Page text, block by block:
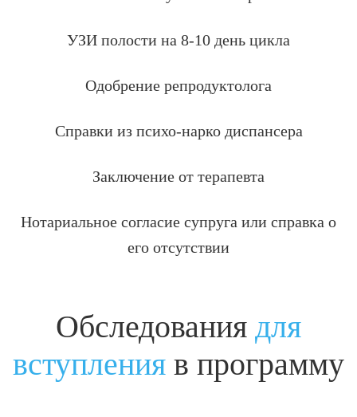
УЗИ полости на 8-10 день цикла
Одобрение репродуктолога
Справки из психо-нарко диспансера
Заключение от терапевта
Нотариальное согласие супруга или справка о
его отсутствии
Обследования для
вступления в программу